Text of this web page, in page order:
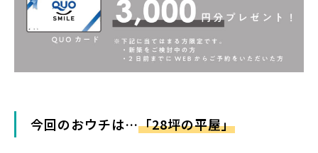
今回のおウチは…「28坪の平屋」